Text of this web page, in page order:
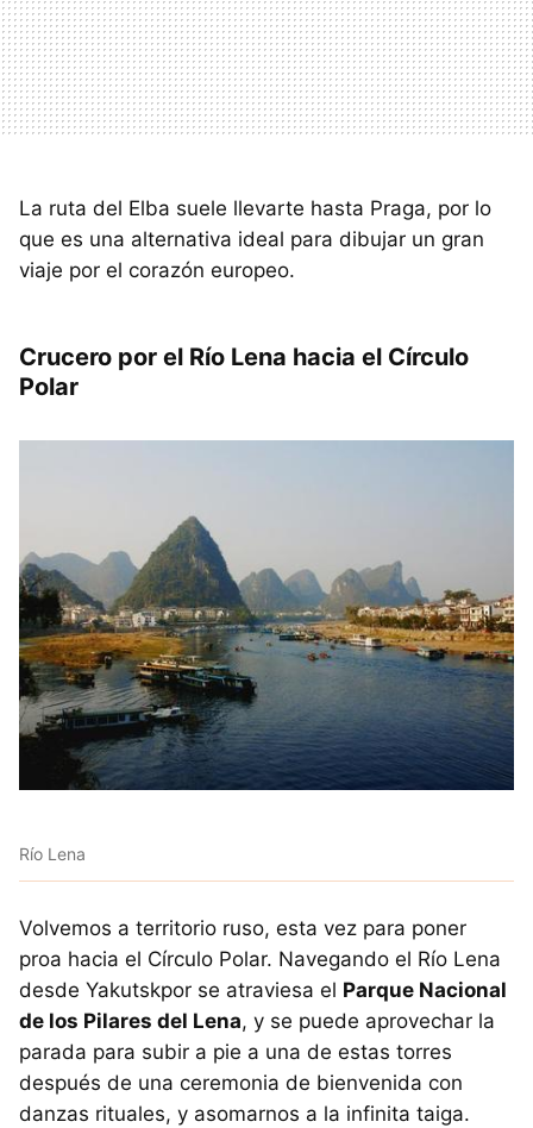
La ruta del Elba suele llevarte hasta Praga, por lo
que es una alternativa ideal para dibujar un gran
viaje por el corazón europeo.
Crucero por el Río Lena hacia el Círculo
Polar
Río Lena
Volvemos a territorio ruso, esta vez para poner
proa hacia el Círculo Polar. Navegando el Río Lena
desde Yakutskpor se atraviesa el Parque Nacional
de los Pilares del Lena, y se puede aprovechar la
parada para subir a pie a una de estas torres
después de una ceremonia de bienvenida con
danzas rituales, y asomarnos a la infinita taiga.